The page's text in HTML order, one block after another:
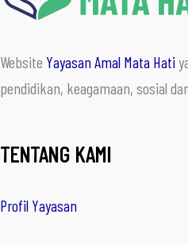
Website Yayasan Amal Mata Hati
pendidikan, keagamaan, sosial
TENTANG KAMI
Profil Yayasan